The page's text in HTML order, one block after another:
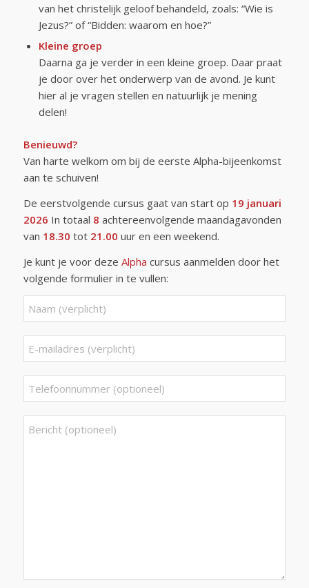
van het christelijk geloof behandeld, zoals: “Wie is
Jezus?” of “Bidden: waarom en hoe?”
Kleine groep
Daarna ga je verder in een kleine groep. Daar praat
je door over het onderwerp van de avond. Je kunt
hier al je vragen stellen en natuurlijk je mening
delen!
Benieuwd?
Van harte welkom om bij de eerste Alpha-bijeenkomst
aan te schuiven!
De eerstvolgende cursus gaat van start op 19 januari
2026 In totaal 8 achtereenvolgende maandagavonden
van 18.30 tot 21.00 uur en een weekend.
Je kunt je voor deze Alpha cursus aanmelden door het
volgende formulier in te vullen:
Gelieve dit veld leeg te laten.